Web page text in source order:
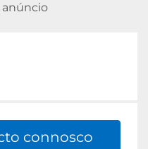
connosco